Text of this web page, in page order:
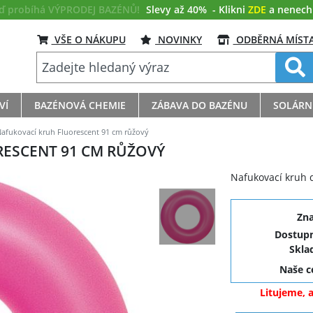
probíhá VÝPRODEJ BAZÉNŮ! Slevy až 40% - Klikni ZDE a
VŠE O NÁKUPU NOVINKY ODBĚRNÁ
BAZÉNOVÁ CHEMIE ZÁBAVA DO BAZÉNU
kruh Fluorescent 91 cm růžový
91 CM RŮŽOVÝ
Nafukovací kruh
Naše
Litujeme,